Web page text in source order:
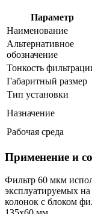
Параметр
Наименование
Альтернативное
обозначение
Тонкость
Габаритный размер
Тип установки
Назначение
Рабочая среда
Применение и
Фильтр 60 мкм
эксплуатируемых
колонок с блоком